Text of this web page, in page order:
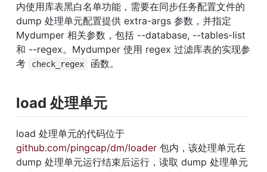
内使用库表黑白名单功能，需要在同步任务配置文件的
dump 处理单元配置提供 extra-args 参数，并指定
Mydumper 相关参数，包括 --database, --tables-list
和 --regex。Mydumper 使用 regex 过滤库表的实现参
考
check_regex 函数。
load 处理单元
load 处理单元的代码位于
github.com/pingcap/dm/loader 包内，该处理单元在
dump 处理单元运行结束后运行，读取 dump 处理单元